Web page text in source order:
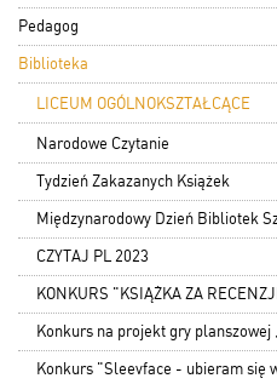
Pedagog
Biblioteka
LICEUM OGÓLNOKSZTAŁCĄCE
Narodowe Czytanie
Tydzień Zakazanych Książek
Międzynarodowy Dzień Bibliotek
CZYTAJ PL 2023
KONKURS "KSIĄŻKA ZA
Konkurs na projekt gry planszowej
Konkurs "Sleevface - ubieram się